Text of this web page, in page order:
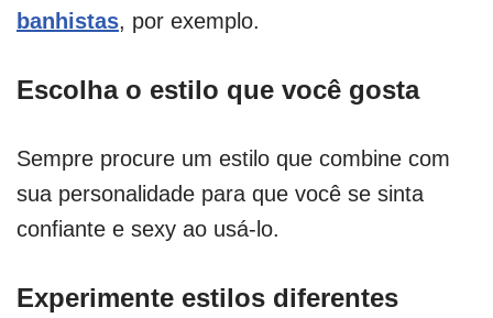
banhistas, por exemplo.
Escolha o estilo que você gosta
Sempre procure um estilo que combine com
sua personalidade para que você se sinta
confiante e sexy ao usá-lo.
Experimente estilos diferentes